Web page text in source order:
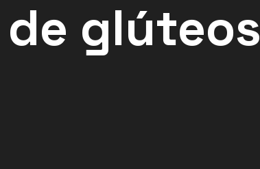
glúteos